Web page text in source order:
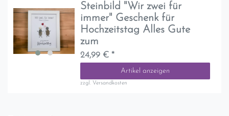
Steinbild "Wir zwei für
immer" Geschenk für
Hochzeitstag Alles Gute
zum
24,99 € *
Artikel anzeigen
zzgl. Versandkosten